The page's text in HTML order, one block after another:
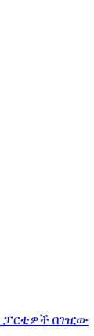
ፓርቲዎች በገዢው